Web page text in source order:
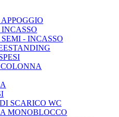
- INCASSO
SCARICO WC
MONOBLOCCO